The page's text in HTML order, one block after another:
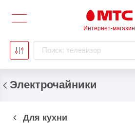
Интернет-магазин
Поиск: телевизор
Электрочайники
Для кухни